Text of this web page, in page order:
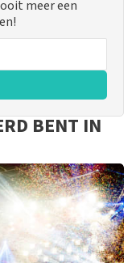
meer een
BENT IN